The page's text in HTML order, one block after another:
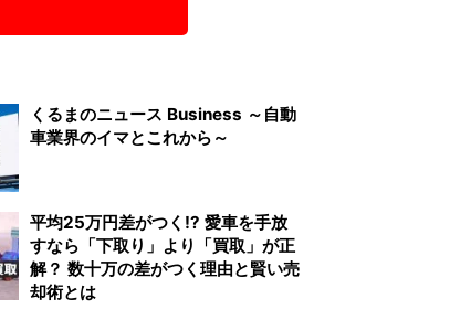
くるまのニュース Business ～自動
車業界のイマとこれから～
平均25万円差がつく!? 愛車を手放
すなら「下取り」より「買取」が正
解？ 数十万の差がつく理由と賢い売
却術とは